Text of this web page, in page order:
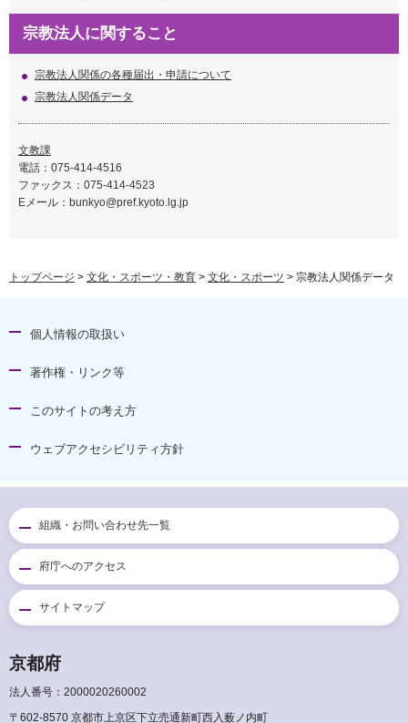
宗教法人に関すること
宗教法人関係の各種届出・申請について
宗教法人関係データ
文教課
電話：075-414-4516
ファックス：075-414-4523
Eメール： bunkyo@pref.kyoto.lg.jp
トップページ > 文化・スポーツ・教育 > 文化・スポーツ > 宗教法人関係データ
個人情報の取扱い
著作権・リンク等
このサイトの考え方
ウェブアクセシビリティ方針
組織・お問い合わせ先一覧
府庁へのアクセス
サイトマップ
京都府
法人番号：2000020260002
〒602-8570 京都市上京区下立売通新町西入薮ノ内町